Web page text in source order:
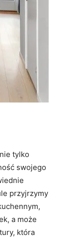
tylko
swojego
przyjrzymy
a może
która⁢